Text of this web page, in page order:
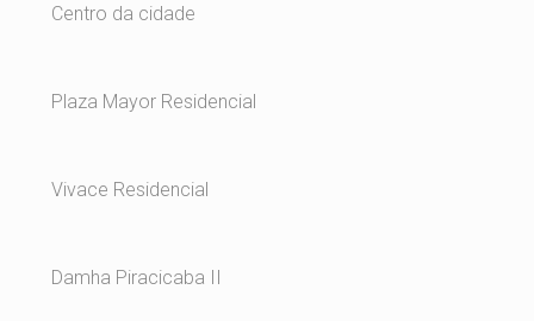
Centro da cidade
Plaza Mayor Residencial
Vivace Residencial
Damha Piracicaba II